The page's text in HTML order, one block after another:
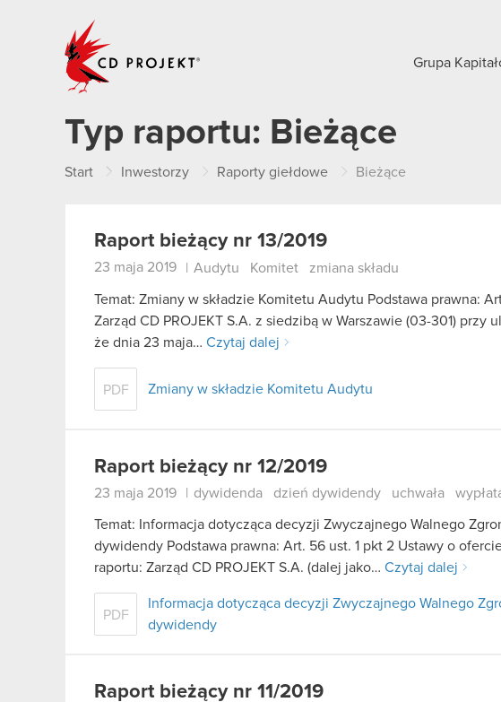
Grupa
Typ raportu: Bieżące
Start Inwestorzy Raporty giełdowe Bieżące
Raport bieżący nr 13/2019
23 maja 2019 Audytu Komitet zmiana składu
Temat: Zmiany w składzie Komitetu Audytu Podstawa prawna:
Zarząd CD PROJEKT S.A. z siedzibą w Warszawie (03-301) przy
że dnia 23 maja… Czytaj dalej
PDF Zmiany w składzie Komitetu Audytu
Raport bieżący nr 12/2019
23 maja 2019 dywidenda dzień dywidendy uchwała
Temat: Informacja dotycząca decyzji Zwyczajnego Walnego
dywidendy Podstawa prawna: Art. 56 ust. 1 pkt 2 Ustawy o
raportu: Zarząd CD PROJEKT S.A. (dalej jako… Czytaj dalej
PDF
Informacja dotycząca decyzji Zwyczajnego Walnego
dywidendy
Raport bieżący nr 11/2019